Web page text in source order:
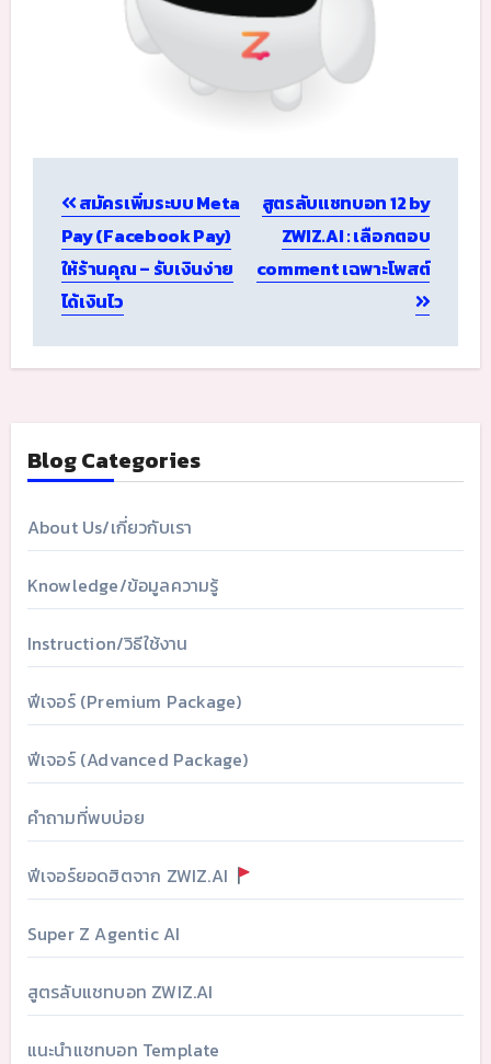
navigation
สมัครเพิ่มระบบ Meta
Pay (Facebook Pay)
ให้ร้านคุณ – รับเงินง่าย
ได้เงินไว
สูตรลับแชทบอท 12 by
ZWIZ.AI : เลือกตอบ
comment เฉพาะโพสต์
Blog Categories
About Us/เกี่ยวกับเรา
Knowledge/ข้อมูลความรู้
Instruction/วิธีใช้งาน
ฟีเจอร์ (Premium Package)
ฟีเจอร์ (Advanced Package)
คำถามที่พบบ่อย
ฟีเจอร์ยอดฮิตจาก ZWIZ.AI
Super Z Agentic AI
สูตรลับแชทบอท ZWIZ.AI
แนะนำแชทบอท Template